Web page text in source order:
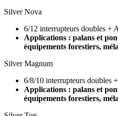
Silver Nova
6/12 interrupteurs doubles +
Applications : palans et
équipements forestiers,
Silver Magnum
6/8/10 interrupteurs doubles
Applications : palans et
équipements forestiers,